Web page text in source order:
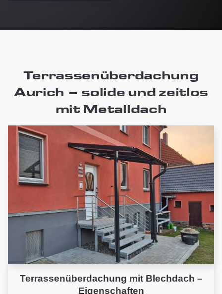
Terrassenüberdachung
Aurich – solide und zeitlos
mit Metalldach
Terrassenüberdachung mit Blechdach –
Eigenschaften